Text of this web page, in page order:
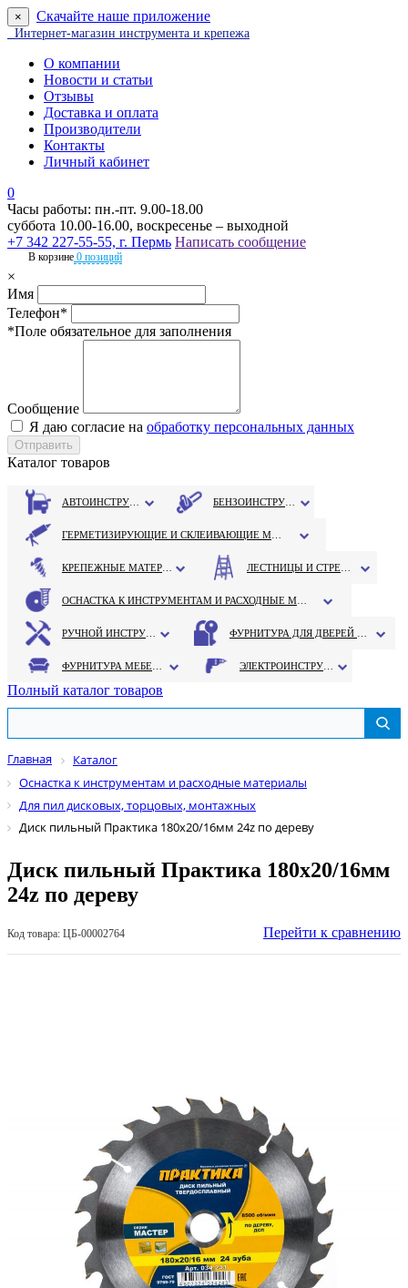
× Скачайте наше приложение
Интернет-магазин инструмента и крепежа
О компании
Новости и статьи
Отзывы
Доставка и оплата
Производители
Контакты
Личный кабинет
0
Часы работы: пн.-пт. 9.00-18.00
суббота 10.00-16.00, воскресенье – выходной
+7 342 227-55-55, г. Пермь Написать сообщение
В корзине 0 позиций
×
Имя
Телефон*
*Поле обязательное для заполнения
Сообщение
Я даю согласие на обработку персональных данных
Каталог товаров
Полный каталог товаров
Главная
Каталог
Оснастка к инструментам и расходные материалы
Для пил дисковых, торцовых, монтажных
Диск пильный Практика 180х20/16мм 24z по дереву
Диск пильный Практика 180х20/16мм
24z по дереву
Код товара: ЦБ-00002764 Перейти к сравнению